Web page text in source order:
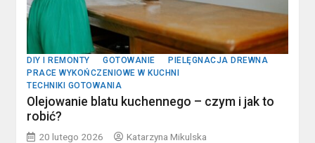
DIY I REMONTY GOTOWANIE
PIELĘGNACJA DREWNA
PRACE WYKOŃCZENIOWE W KUCHNI
TECHNIKI GOTOWANIA
Olejowanie blatu kuchennego – czym i jak to
robić?
20 lutego 2026 Katarzyna Mikulska